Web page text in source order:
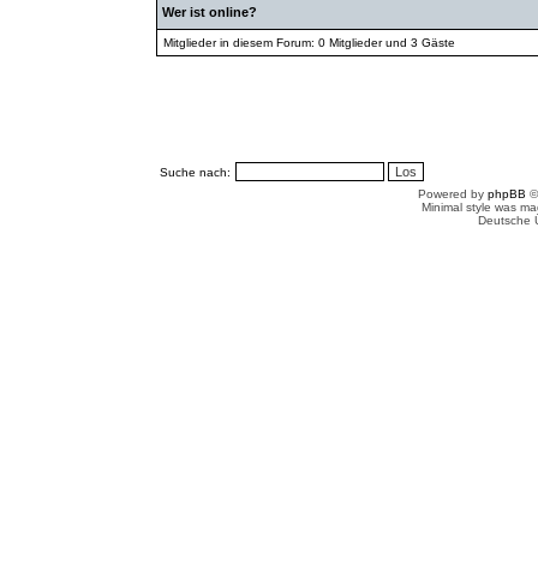
Wer ist online?
Mitglieder in diesem Forum: 0 Mitglieder und 3 Gäste
Suche nach:
Powered by phpBB
Minimal style was
Deutsche